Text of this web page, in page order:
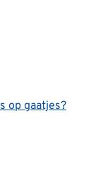
op gaatjes?